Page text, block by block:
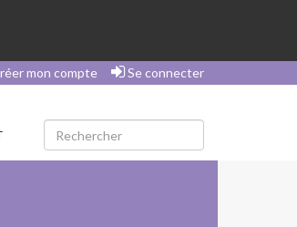
mon compte Se connecter